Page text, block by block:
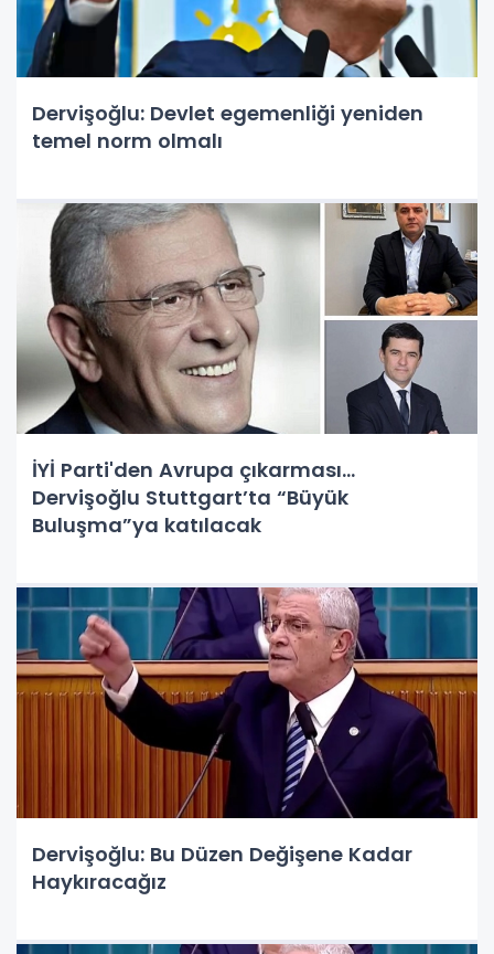
Dervişoğlu: Devlet egemenliği yeniden
temel norm olmalı
İYİ Parti'den Avrupa çıkarması...
Dervişoğlu Stuttgart’ta “Büyük
Buluşma”ya katılacak
Dervişoğlu: Bu Düzen Değişene Kadar
Haykıracağız